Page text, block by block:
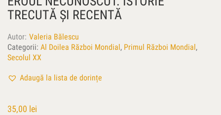
TRECUTĂ ŞI RECENTĂ
Autor Valeria Bălescu
Categorii: Al Doilea Război Mondial, Primul Război Mondial,
Secolul XX
Adaugă la lista de dorințe
35,00 lei